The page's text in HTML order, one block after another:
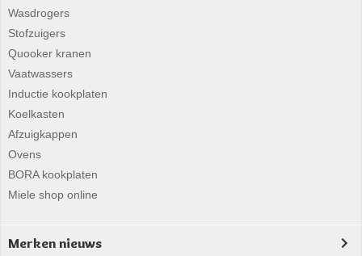
Wasdrogers
Stofzuigers
Quooker kranen
Vaatwassers
Inductie kookplaten
Koelkasten
Afzuigkappen
Ovens
BORA kookplaten
Miele shop online
Merken nieuws